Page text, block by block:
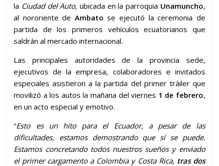
la Ciudad del Auto, ubicada en la parroquia Unamuncho,
al nororiente de Ambato se ejecutó la ceremonia de
partida de los primeros vehículos ecuatorianos que
saldrán al mercado internacional.
Las principales autoridades de la provincia sede,
ejecutivos de la empresa, colaboradores e invitados
especiales asistieron a la partida del primer tráiler que
movilizó a los autos la mañana del viernes 1 de febrero,
en un acto especial y emotivo.
“Esto es un hito para el Ecuador, a pesar de las
dificultades, estamos demostrando que sí se puede.
Estamos concretando todos nuestros sueños y enviado
el primer cargamento a Colombia y Costa Rica, tras dos